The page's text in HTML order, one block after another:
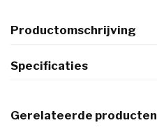
Productomschrijving
Specificaties
Gerelateerde producten